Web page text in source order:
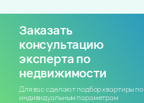
Заказать
консультацию
эксперта по
недвижимости
Для вас сделают подбор квартиры по
индивидуальным параметрам